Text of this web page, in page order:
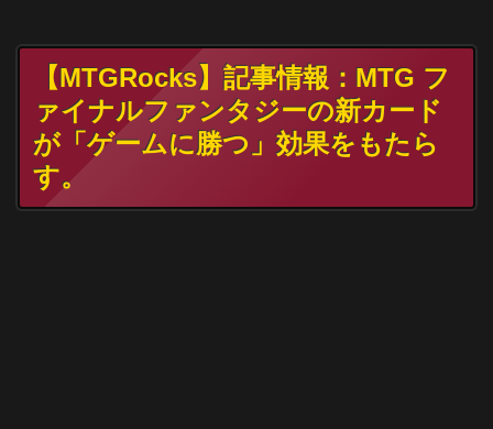
【MTGRocks】記事情報：MTG フ
ァイナルファンタジーの新カード
が「ゲームに勝つ」効果をもたら
す。